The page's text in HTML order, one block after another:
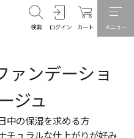
検索 ログイン カート メニュー
ァンデーショ
ジュ
保湿を求める方